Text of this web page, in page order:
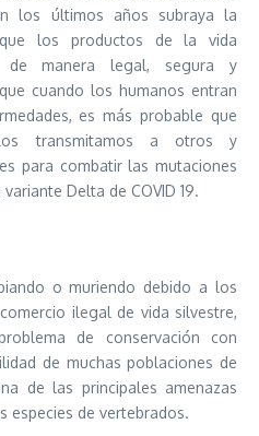
los últimos años subraya la
los productos de la vida
de manera legal, segura y
cuando los humanos entran
es más probable que
transmitamos a otros y
para combatir las mutaciones
Delta de COVID 19.
o muriendo debido a los
ilegal de vida silvestre,
de conservación con
de muchas poblaciones de
de las principales amenazas
especies de vertebrados.